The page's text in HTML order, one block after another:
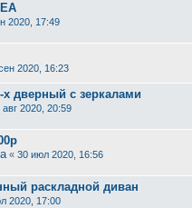
2020, 17:49
2020, 16:23
дверный с зеркалами
авг 2020, 20:59
« 30 июл 2020, 16:56
раскладной диван
2020, 17:00